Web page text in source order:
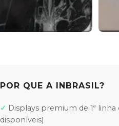
POR QUE A INBRASIL?
Displays premium de 1ª
disponíveis)